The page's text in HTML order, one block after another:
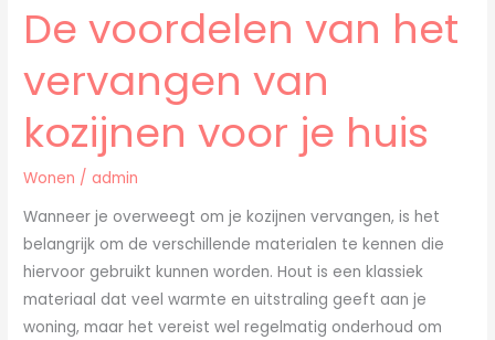
De voordelen van het
vervangen van
kozijnen voor je huis
Wonen / admin
Wanneer je overweegt om je kozijnen vervangen, is het
belangrijk om de verschillende materialen te kennen die
hiervoor gebruikt kunnen worden. Hout is een klassiek
materiaal dat veel warmte en uitstraling geeft aan je
woning, maar het vereist wel regelmatig onderhoud om
De
voordelen
van
het
vervangen
kozijnen
voor
je
huis